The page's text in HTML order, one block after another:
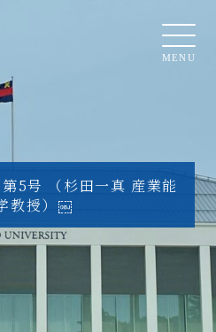
MENU
5号 （杉田一真 産業能
教授）￼